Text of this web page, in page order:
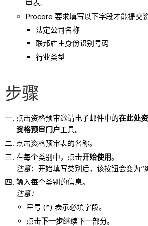
审表。
Procore 要求填写以下字段才能提交
法定公司名称
联邦雇主身份识别号码
行业类型
步骤
点击资格预审邀请电子邮件中的在此处
资格预审门户工具。
点击资格预审表的名称。
在每个类别中，点击开始使用。
注意：开始填写类别后，该按钮会变为“
输入每个类别的信息。
注意：
星号 (*) 表示必填字段。
点击下一步继续下一部分。